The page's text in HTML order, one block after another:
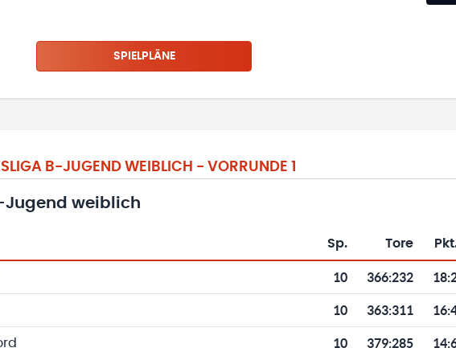
SPIELPLÄNE
B-JUGEND WEIBLICH - VORRUNDE 1
weiblich
Spielen, Toren und Punkten
Sp. Tore
10 366:232
10 363:311
10 379:285